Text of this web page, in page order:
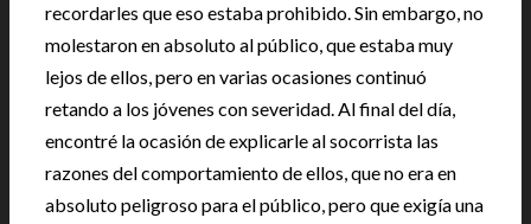
recordarles que eso estaba prohibido. Sin embargo, no
molestaron en absoluto al público, que estaba muy
lejos de ellos, pero en varias ocasiones continuó
retando a los jóvenes con severidad. Al final del día,
encontré la ocasión de explicarle al socorrista las
razones del comportamiento de ellos, que no era en
absoluto peligroso para el público, pero que exigía una